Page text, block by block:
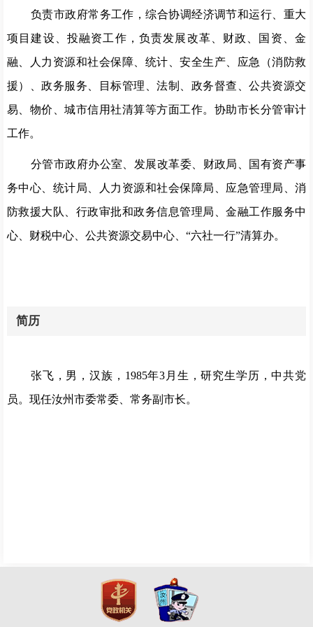
负责市政府常务工作，综合协调经济调节和运行、重大
项目建设、投融资工作，负责发展改革、财政、国资、金
融、人力资源和社会保障、统计、安全生产、应急（消防救
援）、政务服务、目标管理、法制、政务督查、公共资源交
易、物价、城市信用社清算等方面工作。协助市长分管审计
工作。
分管市政府办公室、发展改革委、财政局、
国有资产事
务中心 、统计局、人力资源和社会保障局、应急管理局、消
防救援大队、行政审批和政务信息管理局 、金融工作服务中
心
财税中心、 公共资源交易中心、 “六社一行”清算办。
简历
张飞，男，汉族， 1985年3月生，研究生学历，中共党
员。现任汝州市委常委、常务副市长。